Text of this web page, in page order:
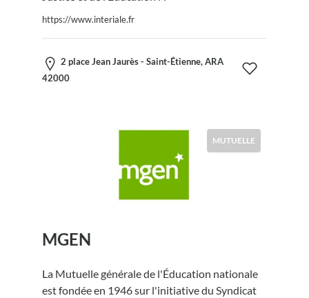
https://www.interiale.fr
2 place Jean Jaurès - Saint-Étienne, ARA
42000
MUTUELLE
MGEN
La Mutuelle générale de l'Éducation nationale
est fondée en 1946 sur l'initiative du Syndicat